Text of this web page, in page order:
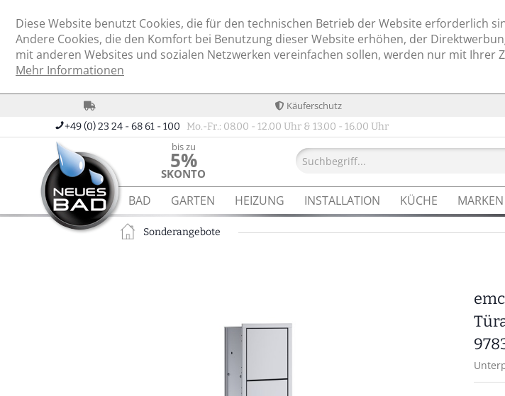
Käuferschutz
+49 (0) 23 24 - 68 61 - 100 Mo.-Fr.: 08.00 - 12.00 Uhr & 13.00 - 16.00 Uhr
bis zu
5%
SKONTO
BAD GARTEN HEIZUNG INSTALLATION KÜCHE MARKEN
Sonderangebote
Diese Website benutzt Cookies, die für den technischen Betrieb der Website erforderlich
Andere Cookies, die den Komfort bei Benutzung dieser Website erhöhen, der
mit anderen Websites und sozialen Netzwerken vereinfachen sollen, werden nur mit Ihrer
Mehr Informationen